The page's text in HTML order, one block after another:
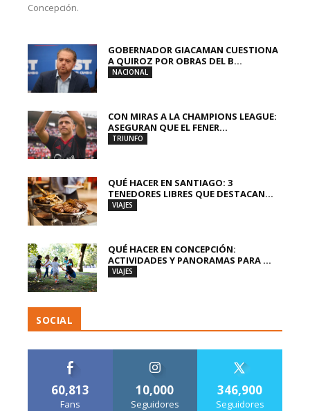
Concepción.
GOBERNADOR GIACAMAN CUESTIONA
A QUIROZ POR OBRAS DEL B...
NACIONAL
CON MIRAS A LA CHAMPIONS LEAGUE:
ASEGURAN QUE EL FENER...
TRIUNFO
QUÉ HACER EN SANTIAGO: 3
TENEDORES LIBRES QUE DESTACAN...
VIAJES
QUÉ HACER EN CONCEPCIÓN:
ACTIVIDADES Y PANORAMAS PARA ...
VIAJES
SOCIAL
60,813
Fans
10,000
Seguidores
346,900
Seguidores